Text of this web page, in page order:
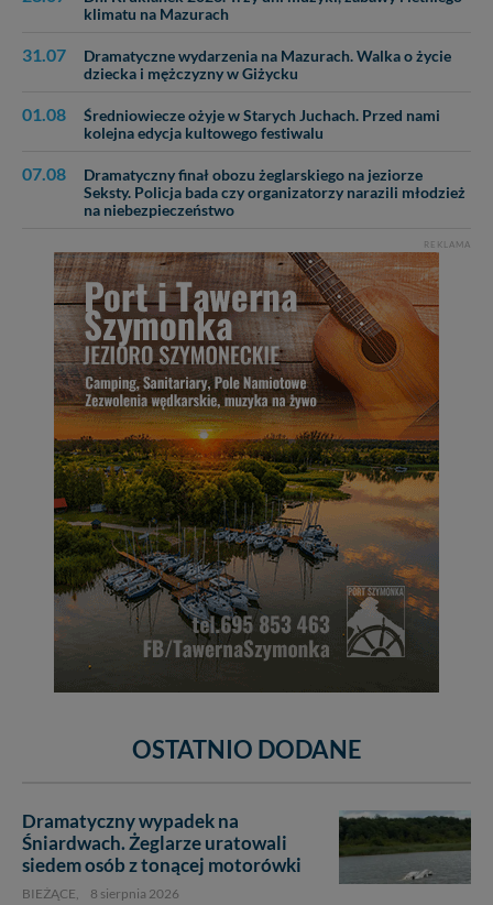
klimatu na Mazurach
31.07
Dramatyczne wydarzenia na Mazurach. Walka o życie
dziecka i mężczyzny w Giżycku
01.08
Średniowiecze ożyje w Starych Juchach. Przed nami
kolejna edycja kultowego festiwalu
07.08
Dramatyczny finał obozu żeglarskiego na jeziorze
Seksty. Policja bada czy organizatorzy narazili młodzież
na niebezpieczeństwo
REKLAMA
OSTATNIO DODANE
Dramatyczny wypadek na
Śniardwach. Żeglarze uratowali
siedem osób z tonącej motorówki
BIEŻĄCE, 8 sierpnia 2026
Dziękujemy, i życzmy miłego odkrywania Mazur na